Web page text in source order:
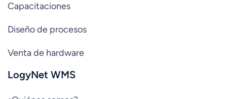
Capacitaciones
Diseño de procesos
Venta de hardware
LogyNet WMS